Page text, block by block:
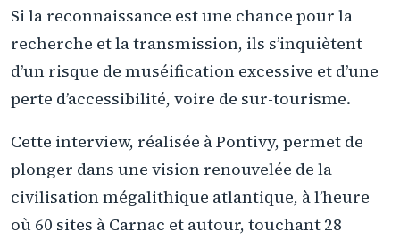
Si la reconnaissance est une chance pour la
recherche et la transmission, ils s’inquiètent
d’un risque de muséification excessive et d’une
perte d’accessibilité, voire de sur-tourisme.
Cette interview, réalisée à Pontivy, permet de
plonger dans une vision renouvelée de la
civilisation mégalithique atlantique, à l’heure
où 60 sites à Carnac et autour, touchant 28